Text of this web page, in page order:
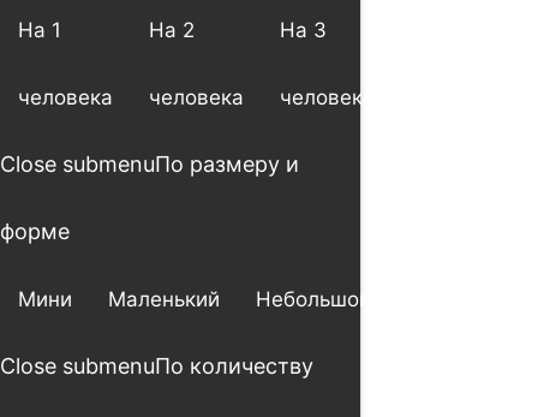
На 1
человека
На 2
человека
На 3
человека
Close submenuПо размеру и
форме
Мини Маленький Небольшой
Close submenuПо количеству